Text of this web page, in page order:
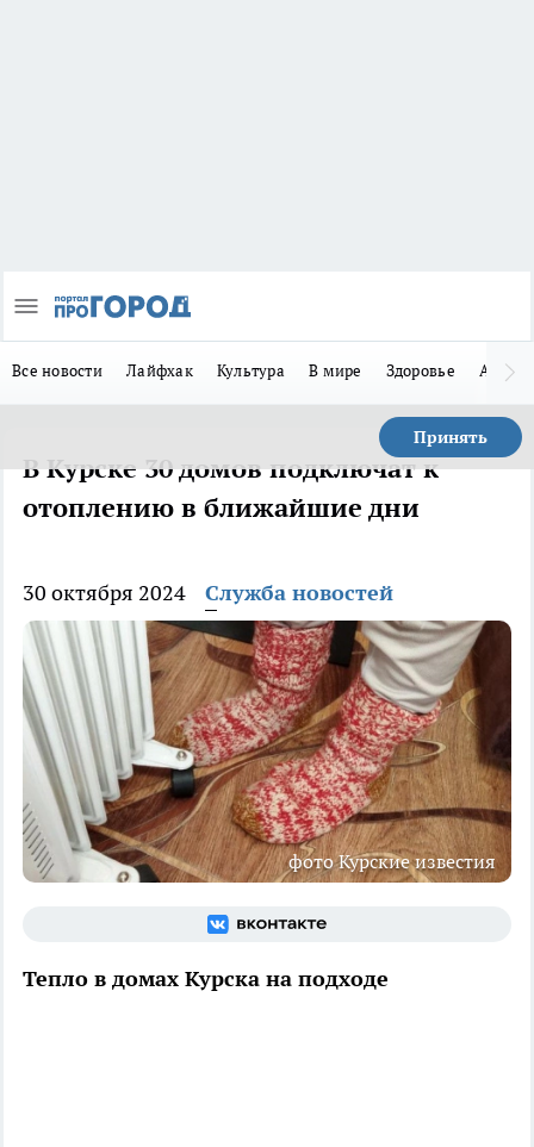
Все новости Лайфхак Культура В мире Здоровье Авто
Принять
В Курске 30 домов подключат к
отоплению в ближайшие дни
30 октября 2024 Служба новостей
фото Курские известия
Тепло в домах Курска на подходе